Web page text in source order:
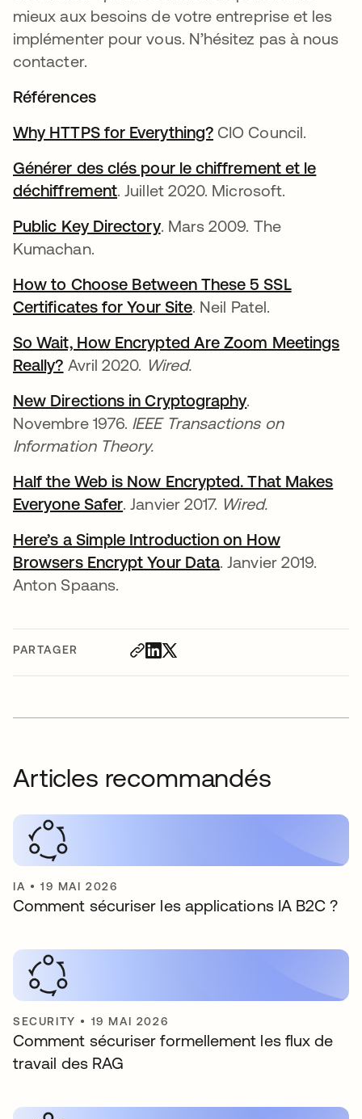
PARTAGER
mieux aux besoins de votre entreprise et les
implémenter pour vous. N’hésitez pas à nous
contacter.
Références
Why HTTPS for Everything? s’ouvre dans un
CIO Council.
Générer des clés pour le chiffrement et le
déchiffrements’ouvre dans un nouvel onglet
. Juillet 2020. Microsoft.
Public Key Directorys’ouvre dans un nouvel
. Mars 2009. The
Kumachan.
How to Choose Between These 5 SSL
Certificates for Your Sites’ouvre dans un
. Neil Patel.
So Wait, How Encrypted Are Zoom Meetings
Really? s’ouvre dans un nouvel onglet
Avril 2020. Wired.
New Directions in Cryptographys’ouvre dans
.
Novembre 1976. IEEE Transactions on
Information Theory.
Half the Web is Now Encrypted. That Makes
Everyone Safers’ouvre dans un nouvel onglet
. Janvier 2017. Wired.
Here’s a Simple Introduction on How
Browsers Encrypt Your Datas’ouvre dans un
. Janvier 2019.
Anton Spaans.
Articles recommandés
IA •19 MAI 2026
Comment sécuriser les applications IA B2C ?
SECURITY • 19 MAI 2026
Comment sécuriser formellement les flux de
travail des RAG